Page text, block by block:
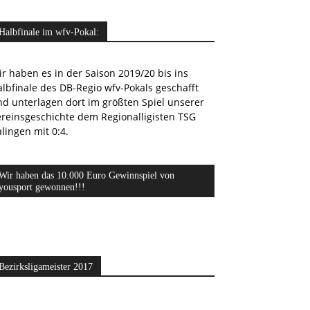
im wfv-Pokal:
haben es in der Saison 2019/20 bis ins
des DB-Regio wfv-Pokals geschafft
unterlagen dort im größten Spiel unserer
dem Regionalligisten TSG
mit 0:4.
haben das 10.000 Euro Gewinnspiel von
gewonnen!!!
2017